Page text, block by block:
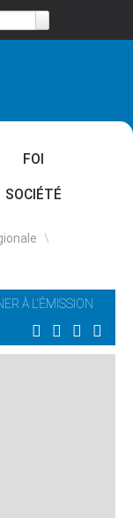
FOI
SOCIÉTÉ
\
À L'ÉMISSION